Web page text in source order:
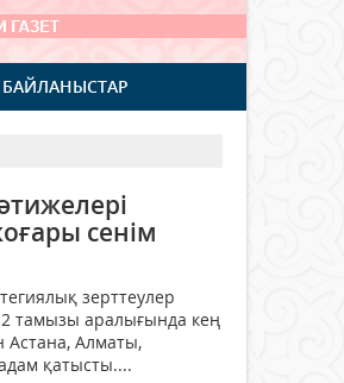
БАЙЛАНЫСТАР
сенім
зерттеулер
тамызы аралығында кең
Астана, Алматы,
қатысты....